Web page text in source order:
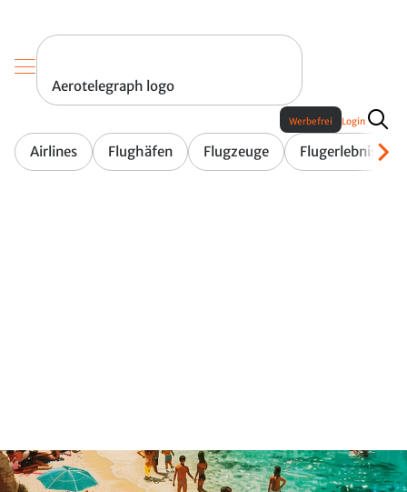
Aerotelegraph logo
Airlines Flughäfen Flugzeuge Flugerlebnis
Werbefrei Login